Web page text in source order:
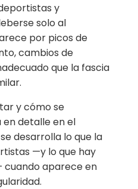
y
solo al
por picos de
cambios de
que la fascia
y cómo se
en detalle en el
desarrolla lo que la
—y lo que hay
aparece en